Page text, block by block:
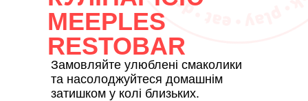
MEEPLES
RESTOBAR
Замовляйте улюблені смаколики
та насолоджуйтеся домашнім
затишком у колі близьких.